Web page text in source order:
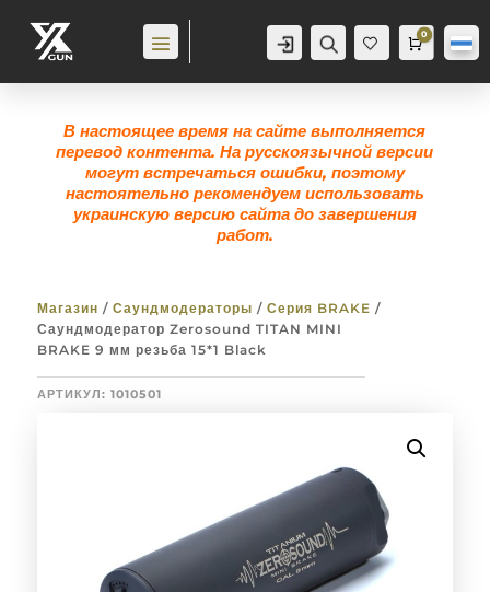
Аккаунт Поиск
Же
лан
Корзина
0
0,0грн
В настоящее время на сайте выполняется
перевод контента. На русскоязычной версии
могут встречаться ошибки, поэтому
настоятельно рекомендуем использовать
украинскую версию сайта до завершения
работ.
Магазин / Саундмодераторы / Серия BRAKE /
Саундмодератор Zerosound TITAN MINI
BRAKE 9 мм резьба 15*1 Black
АРТИКУЛ: 1010501